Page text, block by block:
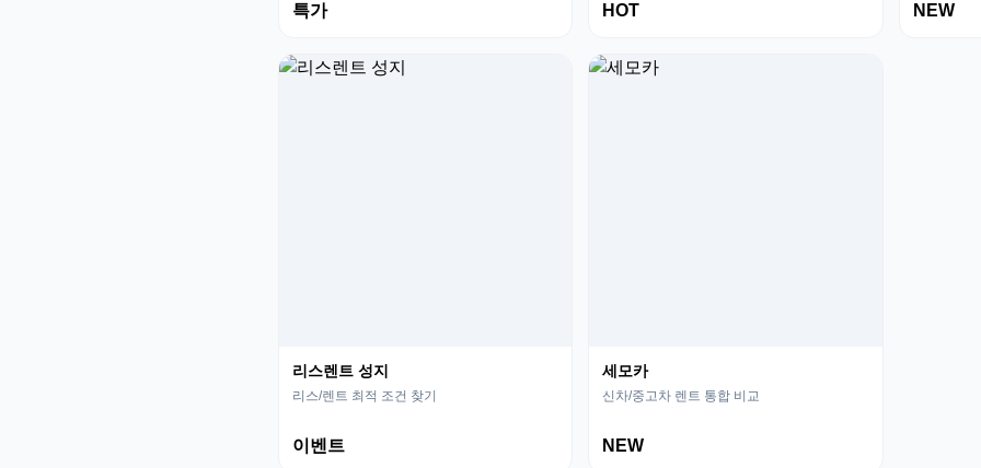
특가 HOT NEW
리스렌트 성지
리스/렌트 최적 조건 찾기
이벤트
세모카
신차/중고차 렌트 통합 비교
NEW